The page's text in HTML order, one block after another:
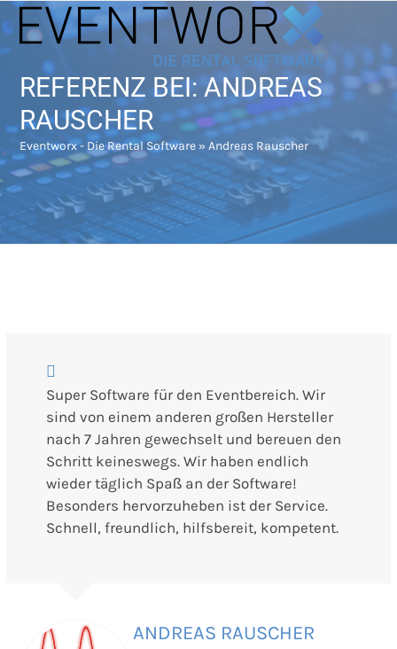
Skip
to
content
Open
mobile
menu
Close
mobile
menu
REFERENZ BEI: ANDREAS
RAUSCHER
Eventworx - Die Rental Software»Andreas Rauscher
Super Software für den Eventbereich. Wir
sind von einem anderen großen Hersteller
nach 7 Jahren gewechselt und bereuen den
Schritt keineswegs. Wir haben endlich
wieder täglich Spaß an der Software!
Besonders hervorzuheben ist der Service.
Schnell, freundlich, hilfsbereit, kompetent.
ANDREAS RAUSCHER